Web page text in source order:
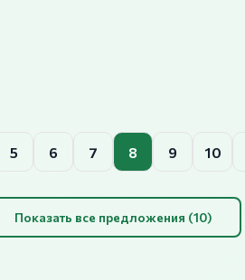
5 6 7 8 9 10
Показать все предложения (10)